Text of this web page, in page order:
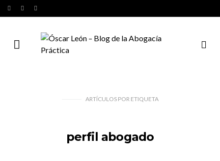
ARTÍCULOS PORETIQUETA
perfil abogado